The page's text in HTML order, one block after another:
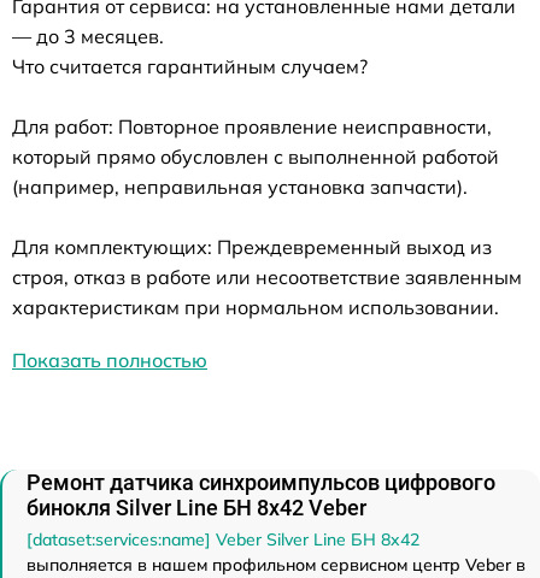
Гарантия от сервиса: на установленные нами детали
— до 3 месяцев.
Что считается гарантийным случаем?
Для работ: Повторное проявление неисправности,
который прямо обусловлен с выполненной работой
(например, неправильная установка запчасти).
Для комплектующих: Преждевременный выход из
строя, отказ в работе или несоответствие заявленным
характеристикам при нормальном использовании.
Показать полностью
Ремонт датчика синхроимпульсов цифрового
бинокля Silver Line БН 8x42 Veber
[dataset:services:name] Veber Silver Line БН 8x42
выполняется в нашем профильном сервисном центр Veber в